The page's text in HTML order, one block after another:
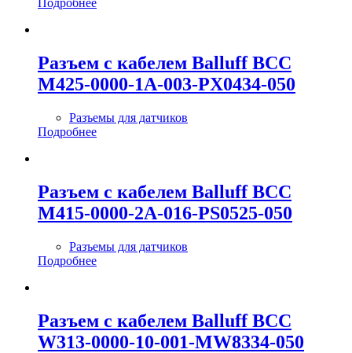
Подробнее
Разъем с кабелем Balluff BCC
M425-0000-1A-003-PX0434-050
Разъемы для датчиков
Подробнее
Разъем с кабелем Balluff BCC
M415-0000-2A-016-PS0525-050
Разъемы для датчиков
Подробнее
Разъем с кабелем Balluff BCC
W313-0000-10-001-MW8334-050